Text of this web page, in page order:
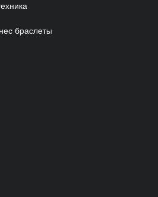
браслеты